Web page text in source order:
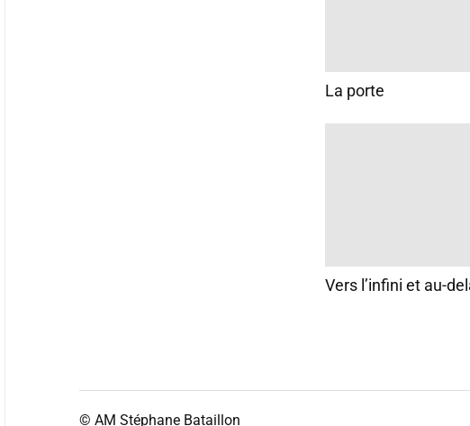
La porte
Vers l’infini et au-
© AM Stéphane Bataillon